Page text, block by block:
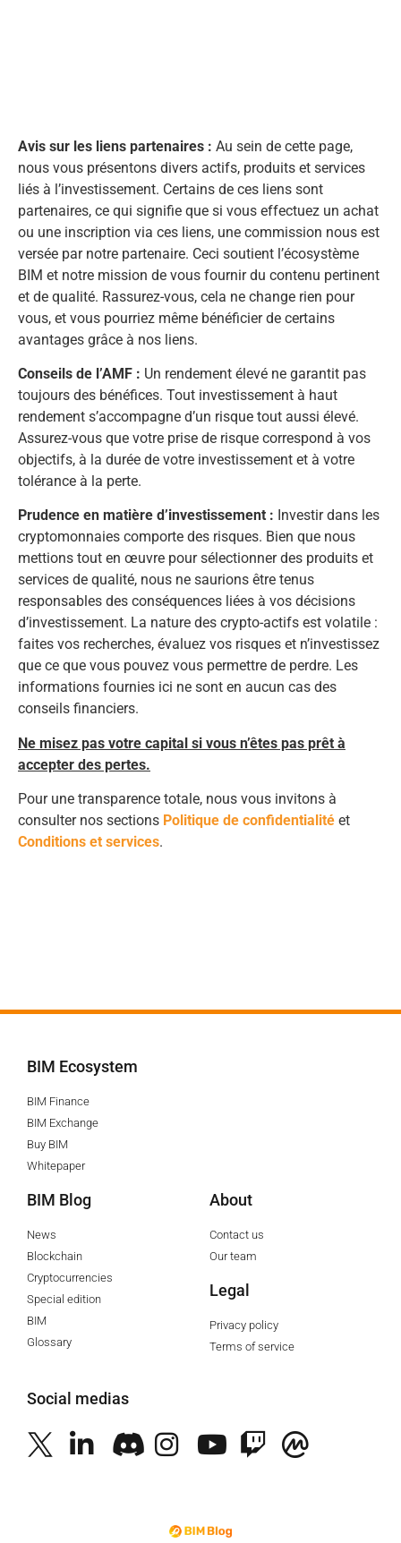
Avis sur les liens partenaires : Au sein de cette page,
nous vous présentons divers actifs, produits et services
liés à l’investissement. Certains de ces liens sont
partenaires, ce qui signifie que si vous effectuez un achat
ou une inscription via ces liens, une commission nous est
versée par notre partenaire. Ceci soutient l’écosystème
BIM et notre mission de vous fournir du contenu pertinent
et de qualité. Rassurez-vous, cela ne change rien pour
vous, et vous pourriez même bénéficier de certains
avantages grâce à nos liens.
Conseils de l’AMF : Un rendement élevé ne garantit pas
toujours des bénéfices. Tout investissement à haut
rendement s’accompagne d’un risque tout aussi élevé.
Assurez-vous que votre prise de risque correspond à vos
objectifs, à la durée de votre investissement et à votre
tolérance à la perte.
Prudence en matière d’investissement : Investir dans les
cryptomonnaies comporte des risques. Bien que nous
mettions tout en œuvre pour sélectionner des produits et
services de qualité, nous ne saurions être tenus
responsables des conséquences liées à vos décisions
d’investissement. La nature des crypto-actifs est volatile :
faites vos recherches, évaluez vos risques et n’investissez
que ce que vous pouvez vous permettre de perdre. Les
informations fournies ici ne sont en aucun cas des
conseils financiers.
Ne misez pas votre capital si vous n’êtes pas prêt à
accepter des pertes.
Pour une transparence totale, nous vous invitons à
consulter nos sections Politique de confidentialité et
Conditions et services.
BIM Ecosystem
BIM Finance
BIM Exchange
Buy BIM
Whitepaper
BIM Blog
News
Blockchain
Cryptocurrencies
Special edition
BIM
Glossary
About
Contact us
Our team
Legal
Privacy policy
Terms of service
Social medias